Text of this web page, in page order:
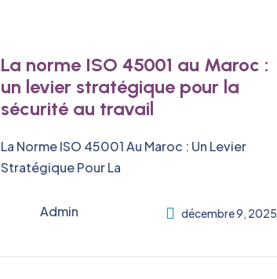
La norme ISO 45001 au Maroc :
un levier stratégique pour la
sécurité au travail
La Norme ISO 45001 Au Maroc : Un Levier
Stratégique Pour La
Admin décembre 9, 2025